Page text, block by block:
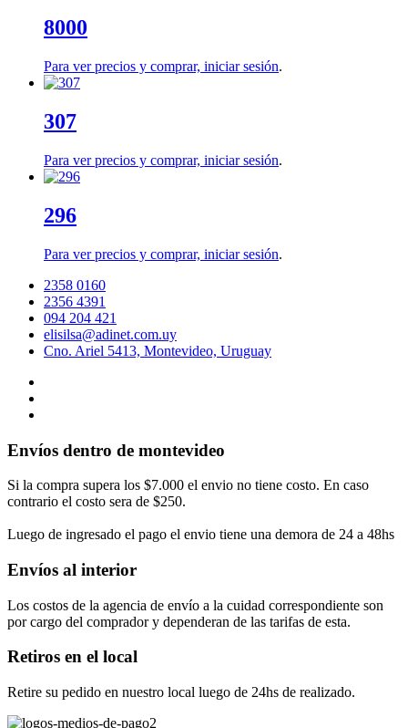
8000
Para ver precios y comprar, iniciar sesión.
307
Para ver precios y comprar, iniciar sesión.
296
Para ver precios y comprar, iniciar sesión.
2358 0160
2356 4391
094 204 421
elisilsa@adinet.com.uy
Cno. Ariel 5413, Montevideo, Uruguay
Envíos dentro de montevideo
Si la compra supera los $7.000 el envio no tiene costo. En caso
contrario el costo sera de $250.
Luego de ingresado el pago el envio tiene una demora de 24 a 48hs
Envíos al interior
Los costos de la agencia de envío a la cuidad correspondiente son
por cargo del comprador y dependeran de las tarifas de esta.
Retiros en el local
Retire su pedido en nuestro local luego de 24hs de realizado.